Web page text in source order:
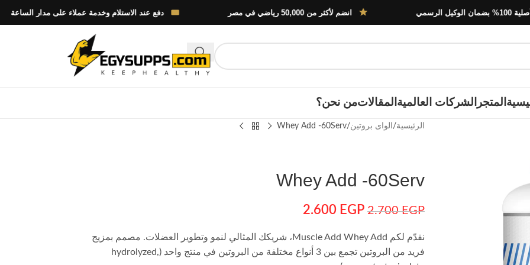
دفع عند الاستلام وخدمة عملاء على مدار الساعة انضم لأكثر من 50,000 رياضي في مصر
المتجر الشركات العالمية المقالاتمن نحن؟
الرئيسية الواى بروتين Whey Add -60Serv
Whey Add -60Serv
2.700EGP
2.600 EGP
نقدّم لكم Muscle Add Whey Add، شريكك المثالي لنمو وتطوير العضلات. مصمم بمزيج
فريد من البروتين تجمع بين 3 أنواع مختلفة من البروتين في منتج واحد (hydrolyzed,